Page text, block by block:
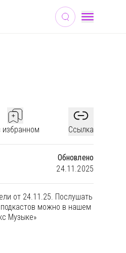
избранном Ссылка
Обновлено
24.11.2025
от 24.11.25. Послушать
можно в нашем
Музыке»